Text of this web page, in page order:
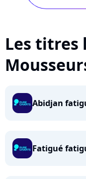
Les titres
Abidjan
Fatigué